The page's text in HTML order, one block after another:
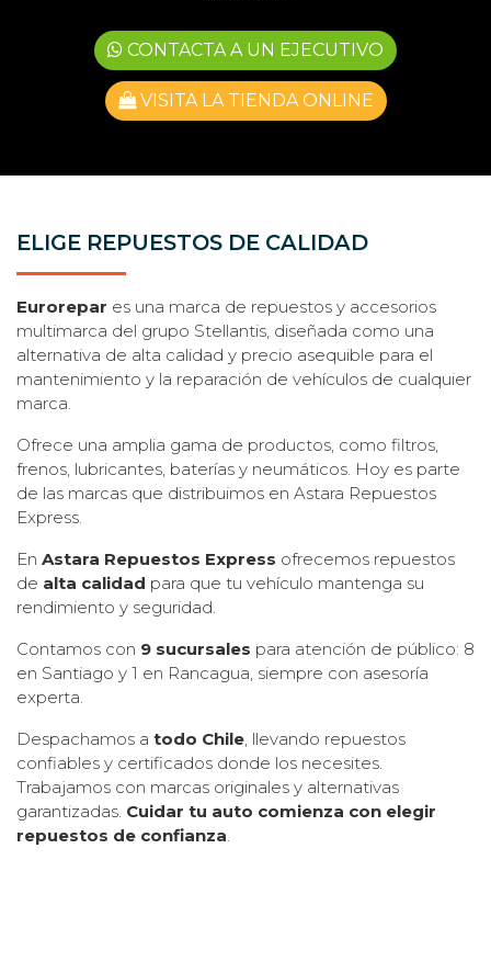
CONTACTA A UN EJECUTIVO
VISITA LA TIENDA ONLINE
ELIGE REPUESTOS DE CALIDAD
Eurorepar es una marca de repuestos y accesorios
multimarca del grupo Stellantis, diseñada como una
alternativa de alta calidad y precio asequible para el
mantenimiento y la reparación de vehículos de cualquier
marca.
Ofrece una amplia gama de productos, como filtros,
frenos, lubricantes, baterías y neumáticos. Hoy es parte
de las marcas que distribuimos en Astara Repuestos
Express.
En Astara Repuestos Express ofrecemos repuestos
de alta calidad para que tu vehículo mantenga su
rendimiento y seguridad.
Contamos con 9 sucursales para atención de público: 8
en Santiago y 1 en Rancagua, siempre con asesoría
experta.
Despachamos a todo Chile, llevando repuestos
confiables y certificados donde los necesites.
Trabajamos con marcas originales y alternativas
garantizadas. Cuidar tu auto comienza con elegir
repuestos de confianza.